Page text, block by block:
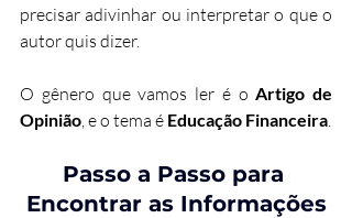
precisar adivinhar ou interpretar o que o
autor quis dizer.
O gênero que vamos ler é o Artigo de
Opinião , e o tema é Educação Financeira
Passo a Passo para
Encontrar as Informações